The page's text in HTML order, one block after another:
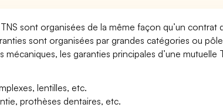
sont organisées de la même façon qu’un contrat
sont organisées par grandes catégories ou
les garanties principales d’une mutuelle
lentilles, etc.
prothèses dentaires, etc.